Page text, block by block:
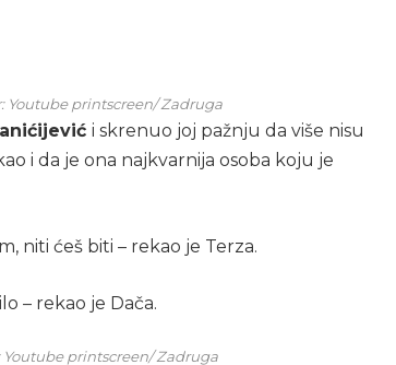
Youtube printscreen/ Zadruga
i skrenuo joj pažnju da više nisu
i da je ona najkvarnija osoba koju je
niti ćeš biti – rekao je Terza.
– rekao je Dača.
Youtube printscreen/ Zadruga